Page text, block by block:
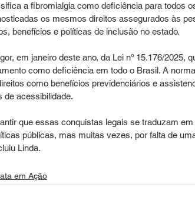
a fibromialgia como deficiência para todos
os mesmos direitos assegurados às
benefícios e políticas de inclusão no estado.
em janeiro deste ano, da Lei nº 15.176/2025,
como deficiência em todo o Brasil. A
como benefícios previdenciários e
de acessibilidade.
que essas conquistas legais se traduzam
públicas, mas muitas vezes, por falta de
Linda.
em Ação